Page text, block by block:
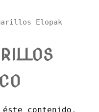
Elopak
éste contenido.